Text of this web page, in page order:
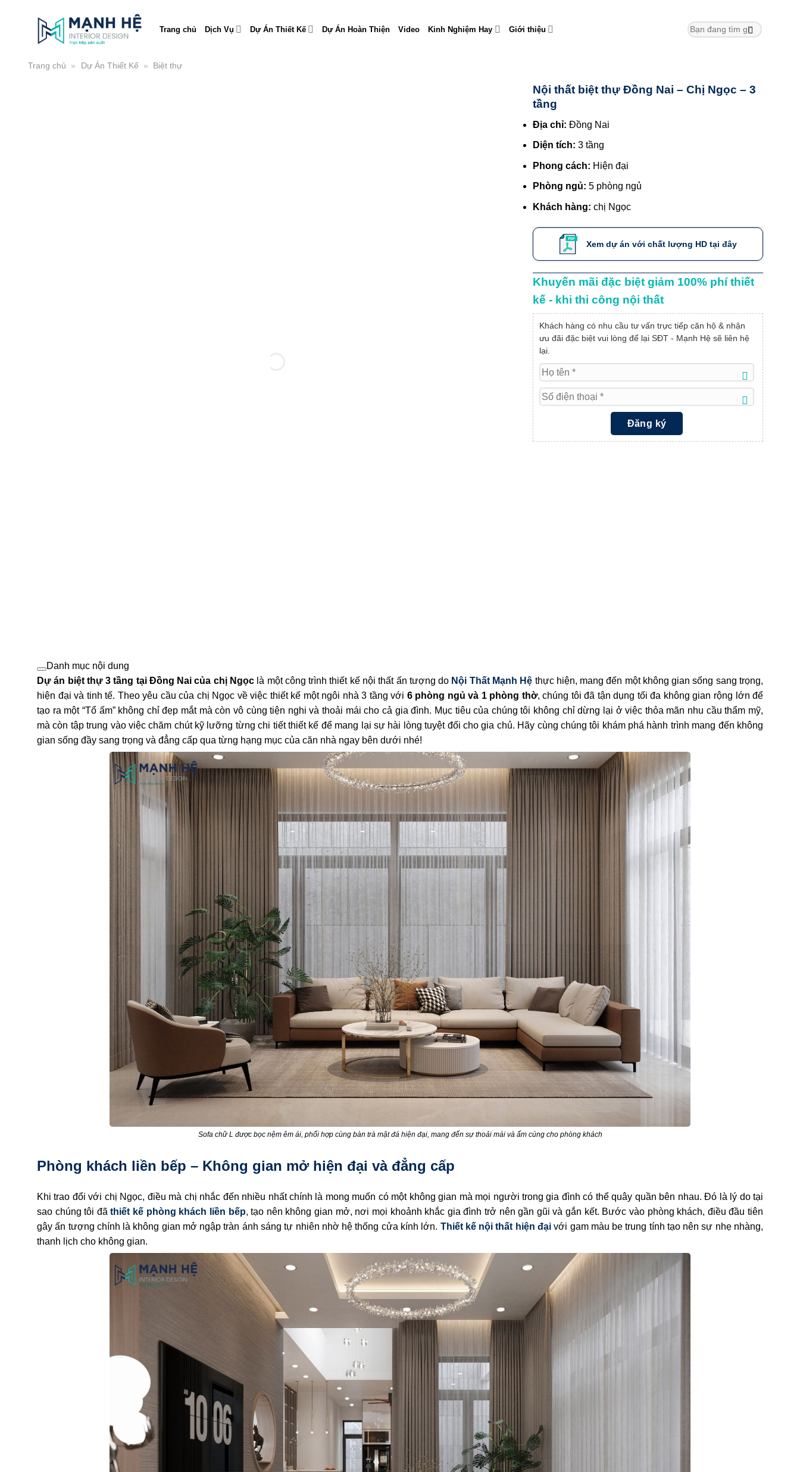
Trang chủ Dịch Vụ Dự Án Thiết Kế Dự Án Hoàn Thiện Video Kinh Nghiệm Hay Giới thiệu
Trang chủ » Dự Án Thiết Kế » Biệt thự
Nội thất biệt thự Đồng Nai – Chị Ngọc – 3
tầng
Địa chỉ: Đồng Nai
Diện tích: 3 tầng
Phong cách: Hiện đại
Phòng ngủ: 5 phòng ngủ
Khách hàng: chị Ngọc
Xem dự án với chất lượng HD tại đây
Khuyến mãi đặc biệt giảm 100% phí thiết
kế - khi thi công nội thất
Khách hàng có nhu cầu tư vấn trực tiếp căn hộ & nhận
ưu đãi đặc biệt vui lòng để lại SĐT - Mạnh Hệ sẽ liên hệ
lại.
Danh mục nội dung
Dự án biệt thự 3 tầng tại Đồng Nai của chị Ngọc là một công trình thiết kế nội thất ấn tượng do Nội Thất Mạnh Hệ thực hiện, mang đến một không gian sống sang trọng,
hiện đại và tinh tế. Theo yêu cầu của chị Ngọc về việc thiết kế một ngôi nhà 3 tầng với 6 phòng ngủ và 1 phòng thờ, chúng tôi đã tận dụng tối đa không gian rộng lớn để
tạo ra một “Tổ ấm” không chỉ đẹp mắt mà còn vô cùng tiện nghi và thoải mái cho cả gia đình. Mục tiêu của chúng tôi không chỉ dừng lại ở việc thỏa mãn nhu cầu thẩm mỹ,
mà còn tập trung vào việc chăm chút kỹ lưỡng từng chi tiết thiết kế để mang lại sự hài lòng tuyệt đối cho gia chủ. Hãy cùng chúng tôi khám phá hành trình mang đến không
gian sống đầy sang trọng và đẳng cấp qua từng hạng mục của căn nhà ngay bên dưới nhé!
Sofa chữ L được bọc nệm êm ái, phối hợp cùng bàn trà mặt đá hiện đại, mang đến sự thoải mái và ấm cúng cho phòng khách
Phòng khách liền bếp – Không gian mở hiện đại và đẳng cấp
Khi trao đổi với chị Ngọc, điều mà chị nhắc đến nhiều nhất chính là mong muốn có một không gian mà mọi người trong gia đình có thể quây quần bên nhau. Đó là lý do tại
sao chúng tôi đãthiết kế phòng khách liền bếp, tạo nên không gian mở, nơi mọi khoảnh khắc gia đình trở nên gần gũi và gắn kết. Bước vào phòng khách, điều đầu tiên
gây ấn tượng chính là không gian mở ngập tràn ánh sáng tự nhiên nhờ hệ thống cửa kính lớn. Thiết kế nội thất hiện đạivới gam màu be trung tính tạo nên sự nhẹ nhàng,
thanh lịch cho không gian.